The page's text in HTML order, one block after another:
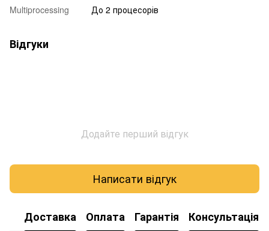
Multiprocessing До 2 процесорів
Відгуки
Додайте перший відгук
Написати відгук
Доставка Оплата Гарантія Консультація